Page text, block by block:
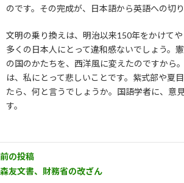
のです。その完成が、日本語から英語への切り
文明の乗り換えは、明治以来150年をかけてや
多くの日本人にとって違和感ないでしょう。
の国のかたちを、西洋風に変えたのですから
は、私にとって悲しいことです。紫式部や夏
たら、何と言うでしょうか。国語学者に、意
す。
前の投稿
森友文書、財務省の改ざん